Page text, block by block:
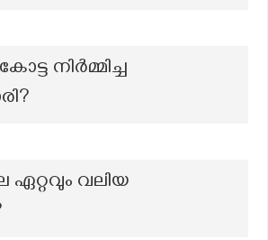
നിർമ്മിച്ച
ഏറ്റവും വലിയ